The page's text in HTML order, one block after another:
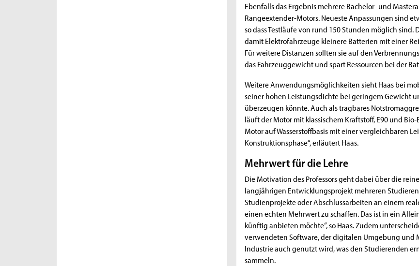
Ebenfalls das Ergebnis mehrere Bachelor- und
Rangeextender-Motors. Neueste Anpassungen sind
so dass Testläufe von rund 150 Stunden möglich
damit Elektrofahrzeuge kleinere Batterien mit einer
Für weitere Distanzen sollten sie auf den
das Fahrzeuggewicht und spart Ressourcen bei der
Weitere Anwendungsmöglichkeiten sieht Haas bei
seiner hohen Leistungsdichte bei geringem Gewicht
überzeugen könnte. Auch als tragbares
läuft der Motor mit klassischem Kraftstoff, E90 und
Motor auf Wasserstoffbasis mit einer vergleichbaren
Konstruktionsphase“, erläutert Haas.
Mehrwert für die Lehre
Die Motivation des Professors geht dabei über die
langjährigen Entwicklungsprojekt mehreren
Studienprojekte oder Abschlussarbeiten an einem
einen echten Mehrwert zu schaffen. Das ist in ein
künftig anbieten möchte“, so Haas. Zudem
verwendeten Software, der digitalen Umgebung und
Industrie auch genutzt wird, was den Studierenden
sammeln.